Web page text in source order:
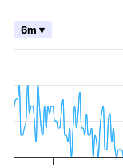
6m ▾